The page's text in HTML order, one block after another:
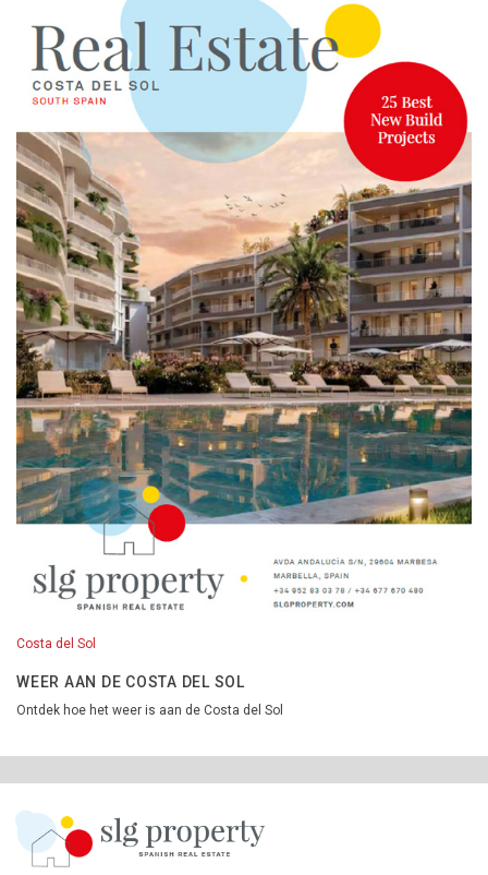
Costa del Sol
WEER AAN DE COSTA DEL SOL
Ontdek hoe het weer is aan de Costa del Sol